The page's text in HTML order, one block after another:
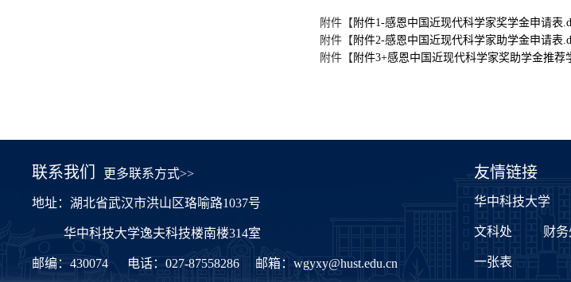
附件【 附件1-感恩中国近现代科学家奖学金申请表
附件【 附件2-感恩中国近现代科学家助学金申请表
附件【 附件3+感恩中国近现代科学家奖助学金推荐
联系我们 更多联系方式>>
地址：湖北省武汉市洪山区珞喻路1037号
华中科技大学逸夫科技楼南楼314室
邮编：430074 电话：027-87558286 邮箱：wgyxy@hust.edu.cn
友情链接
华中科技大学
文科处 财务
一张表